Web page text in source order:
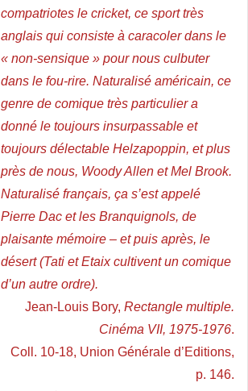
compatriotes le cricket, ce sport très
anglais qui consiste à caracoler dans le
« non-sensique » pour nous culbuter
dans le fou-rire. Naturalisé américain, ce
genre de comique très particulier a
donné le toujours insurpassable et
toujours délectable Helzapoppin, et plus
près de nous, Woody Allen et Mel Brook.
Naturalisé français, ça s’est appelé
Pierre Dac et les Branquignols, de
plaisante mémoire – et puis après, le
désert (Tati et Etaix cultivent un comique
d’un autre ordre).
Jean-Louis Bory, Rectangle multiple.
Cinéma VII, 1975-1976.
Coll. 10-18, Union Générale d’Editions,
p. 146.